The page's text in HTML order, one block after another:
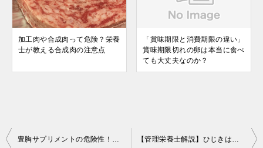
加工肉や合成肉って危険？栄養
士が教える合成肉の注意点
「賞味期限と消費期限の違い」
賞味期限切れの卵は本当に食べ
ても大丈夫なのか？
投 豊胸サプリメントの危険性！プエラリアを摂らない方が良い理由 【管理栄養士解説】ひじきは危険？食べすぎによる副作用や注意点